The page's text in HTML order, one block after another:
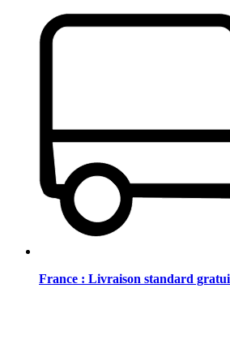
France : Livraison standard